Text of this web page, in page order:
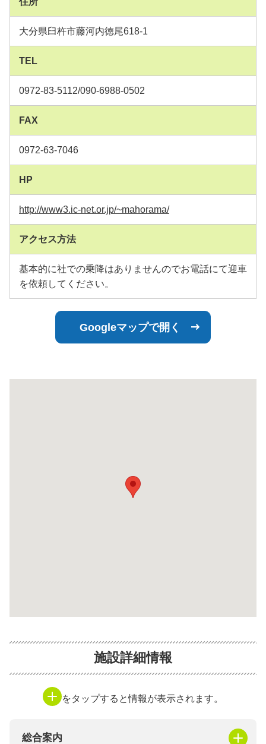
大分県臼杵市藤河内徳尾618-1
TEL
0972-83-5112/090-6988-0502
FAX
0972-63-7046
HP
http://www3.ic-net.or.jp/~mahorama/
アクセス方法
基本的に社での乗降はありませんのでお電話にて迎車
を依頼してください。
Googleマップで開く
施設詳細情報
をタップすると情報が表示されます。
総合案内